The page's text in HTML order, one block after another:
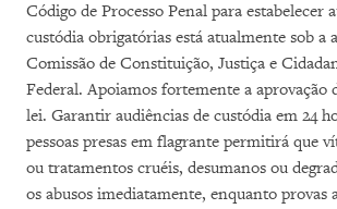
Código de Processo Penal para estabelecer
custódia obrigatórias está atualmente sob a
Comissão de Constituição, Justiça e
Federal. Apoiamos fortemente a aprovação
lei. Garantir audiências de custódia em 24
pessoas presas em flagrante permitirá que
ou tratamentos cruéis, desumanos ou
os abusos imediatamente, enquanto provas